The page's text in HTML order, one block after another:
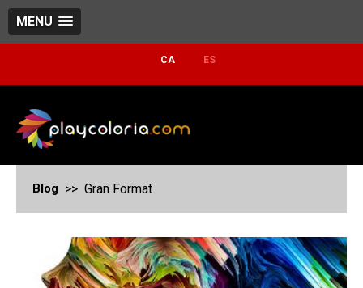
MENU
CA ES
Blog >> Gran Format